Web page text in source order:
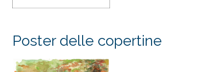
Poster delle copertine